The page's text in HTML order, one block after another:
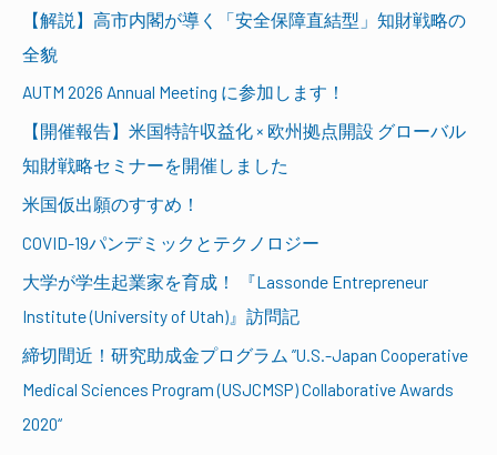
【解説】高市内閣が導く「安全保障直結型」知財戦略の
全貌
AUTM 2026 Annual Meeting に参加します！
【開催報告】米国特許収益化 × 欧州拠点開設 グローバル
知財戦略セミナーを開催しました
米国仮出願のすすめ！
COVID-19パンデミックとテクノロジー
大学が学生起業家を育成！ 『Lassonde Entrepreneur
Institute (University of Utah)』訪問記
締切間近！研究助成金プログラム ”U.S.-Japan Cooperative
Medical Sciences Program (USJCMSP) Collaborative Awards
2020“